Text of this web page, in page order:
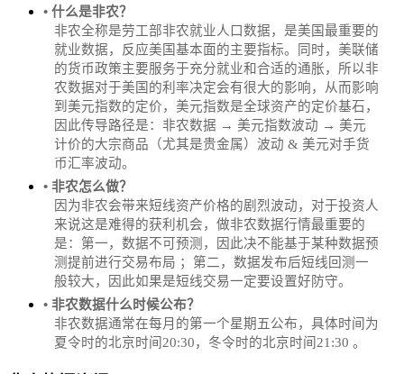
• 什么是非农？
非农全称是劳工部非农就业人口数据，是美国最重要的
就业数据，反应美国基本面的主要指标。同时，美联储
的货币政策主要服务于充分就业和合适的通胀，所以非
农数据对于美国的利率决定会有很大的影响，从而影响
到美元指数的定价，美元指数是全球资产的定价基石，
因此传导路径是：非农数据 → 美元指数波动 → 美元
计价的大宗商品（尤其是贵金属）波动 & 美元对手货
币汇率波动。
• 非农怎么做？
因为非农会带来短线资产价格的剧烈波动，对于投资人
来说这是难得的获利机会，做非农数据行情最重要的
是：第一，数据不可预测，因此决不能基于某种数据预
测提前进行交易布局 ；第二，数据发布后短线回测一
般较大，因此如果是短线交易一定要设置好防守。
• 非农数据什么时候公布？
‌非农数据通常在每月的第一个星期五公布，具体时间为
夏令时的北京时间20:30，冬令时的北京时间21:30‌‌ 。